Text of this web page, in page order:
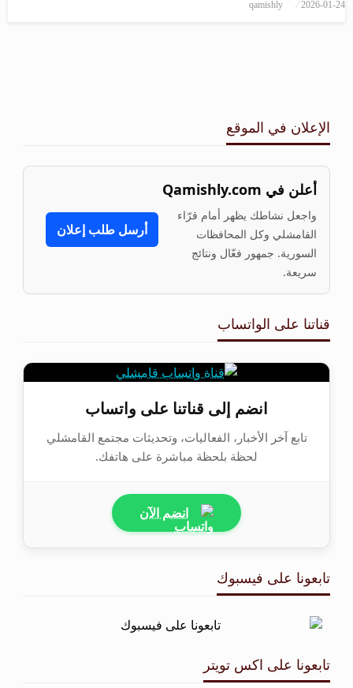
نُشر
2026-01-24
qamishly
الإعلان في الموقع
أعلن في Qamishly.com
واجعل نشاطك يظهر أمام قرّاء
القامشلي وكل المحافظات
السورية. جمهور فعّال ونتائج
سريعة.
أرسل طلب إعلان
قناتنا على الواتساب
انضم إلى قناتنا على واتساب
تابع آخر الأخبار، الفعاليات، وتحديثات مجتمع القامشلي
لحظة بلحظة مباشرة على هاتفك.
انضم الآن
تابعونا على فيسبوك
تابعونا على اكس تويتر